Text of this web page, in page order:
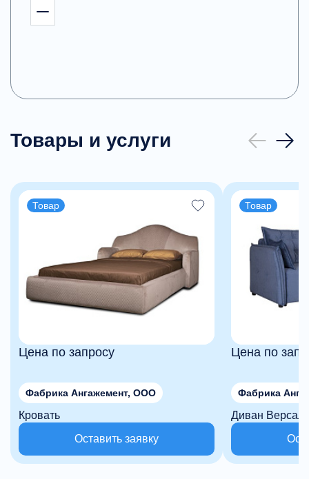
Товары и услуги
Товар
Цена по запросу
Фабрика Ангажемент, ООО
Кровать
Оставить заявку
Товар
Цена по
Фабрика
Диван Версаль